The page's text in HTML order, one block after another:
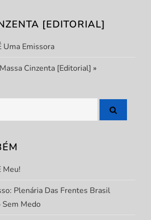
[EDITORIAL]
Uma Emissora
Cinzenta [Editorial] »
Meu!
Plenária Das Frentes Brasil
Sem Medo